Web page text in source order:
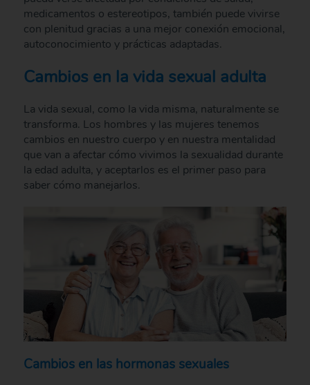
medicamentos o estereotipos, también puede vivirse
con plenitud gracias a una mejor conexión emocional,
autoconocimiento y prácticas adaptadas.
Cambios en la vida sexual adulta
La vida sexual, como la vida misma, naturalmente se
transforma. Los hombres y las mujeres tenemos
cambios en nuestro cuerpo y en nuestra mentalidad
que van a afectar cómo vivimos la sexualidad durante
la edad adulta, y aceptarlos es el primer paso para
saber cómo manejarlos.
Cambios en las hormonas sexuales